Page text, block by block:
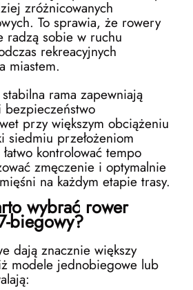
zróżnicowanych
To sprawia, że rowery
sobie w ruchu
rekreacyjnych
miastem.
rama zapewniają
bezpieczeństwo
przy większym obciążeniu
siedmiu przełożeniom
kontrolować tempo
zmęczenie i optymalnie
na każdym etapie trasy.
wybrać rower
biegowy?
dają znacznie większy
modele jednobiegowe lub